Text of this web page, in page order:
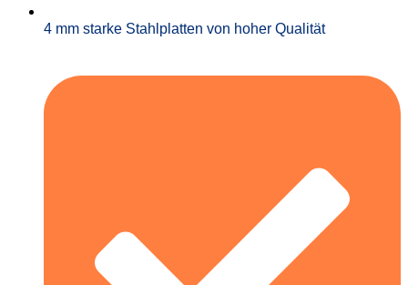
4 mm starke Stahlplatten von hoher Qualität